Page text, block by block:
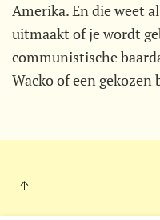
Amerika. En die weet
uitmaakt of je wordt
communistische
Wacko of een gekozen